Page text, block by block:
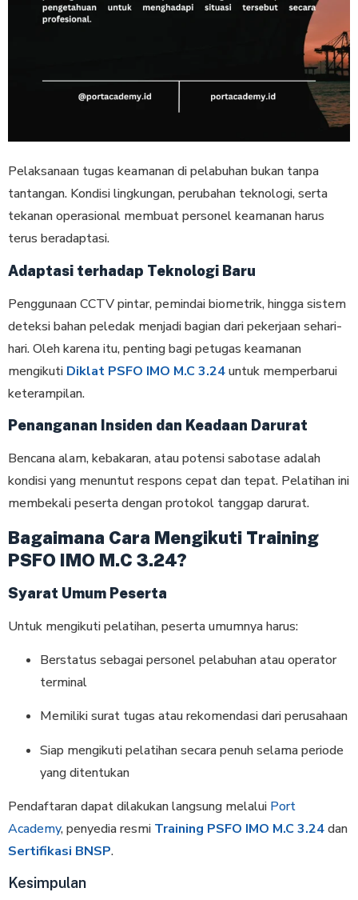
Pelaksanaan tugas keamanan di pelabuhan bukan tanpa
tantangan. Kondisi lingkungan, perubahan teknologi, serta
tekanan operasional membuat personel keamanan harus
terus beradaptasi.
Adaptasi terhadap Teknologi Baru
Penggunaan CCTV pintar, pemindai biometrik, hingga sistem
deteksi bahan peledak menjadi bagian dari pekerjaan sehari-
hari. Oleh karena itu, penting bagi petugas keamanan
mengikuti Diklat PSFO IMO M.C 3.24untuk memperbarui
keterampilan.
Penanganan Insiden dan Keadaan Darurat
Bencana alam, kebakaran, atau potensi sabotase adalah
kondisi yang menuntut respons cepat dan tepat. Pelatihan ini
membekali peserta dengan protokol tanggap darurat.
Bagaimana Cara Mengikuti Training
PSFO IMO M.C 3.24?
Syarat Umum Peserta
Untuk mengikuti pelatihan, peserta umumnya harus:
Berstatus sebagai personel pelabuhan atau operator
terminal
Memiliki surat tugas atau rekomendasi dari perusahaan
Siap mengikuti pelatihan secara penuh selama periode
yang ditentukan
Pendaftaran dapat dilakukan langsung melalui Port
Academy, penyedia resmi Training PSFO IMO M.C 3.24dan
Sertifikasi BNSP.
Kesimpulan